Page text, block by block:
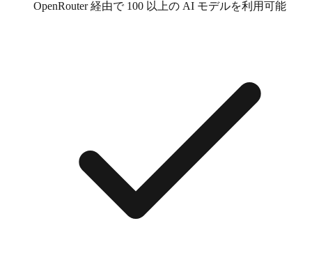
OpenRouter 経由で 100 以上の AI モデルを利用可能